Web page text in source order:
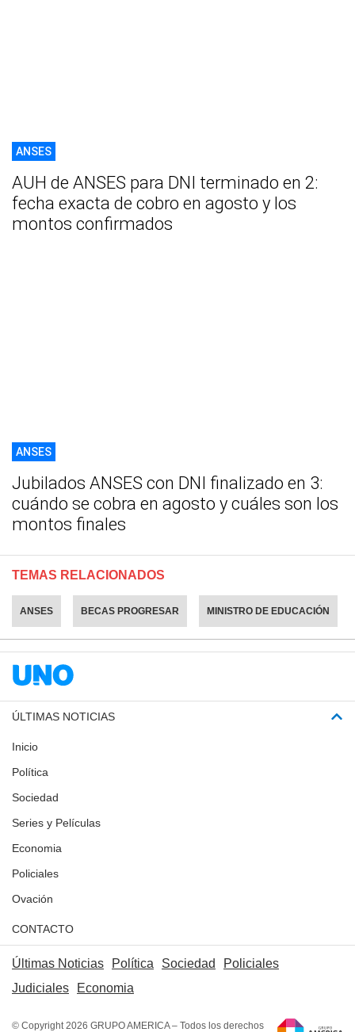
ANSES
AUH de ANSES para DNI terminado en 2:
fecha exacta de cobro en agosto y los
montos confirmados
ANSES
Jubilados ANSES con DNI finalizado en 3:
cuándo se cobra en agosto y cuáles son los
montos finales
TEMAS RELACIONADOS
ANSES BECAS PROGRESAR MINISTRO DE EDUCACIÓN
ÚLTIMAS NOTICIAS
Inicio
Política
Sociedad
Series y Películas
Economia
Policiales
Ovación
CONTACTO
Últimas Noticias Política Sociedad
Policiales
Judiciales
Economia
© Copyright 2026 GRUPO AMERICA – Todos los derechos